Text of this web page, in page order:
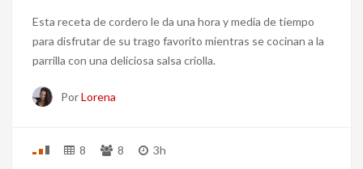
Esta receta de cordero le da una hora y media de tiempo
para disfrutar de su trago favorito mientras se cocinan a la
parrilla con una deliciosa salsa criolla.
PorLorena
8 8 3h